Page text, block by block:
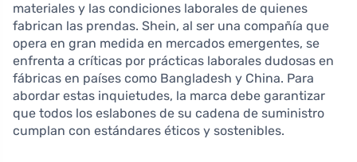
materiales y las condiciones laborales de quienes
fabrican las prendas. Shein, al ser una compañía que
opera en gran medida en mercados emergentes, se
enfrenta a críticas por prácticas laborales dudosas en
fábricas en países como Bangladesh y China. Para
abordar estas inquietudes, la marca debe garantizar
que todos los eslabones de su cadena de suministro
cumplan con estándares éticos y sostenibles.